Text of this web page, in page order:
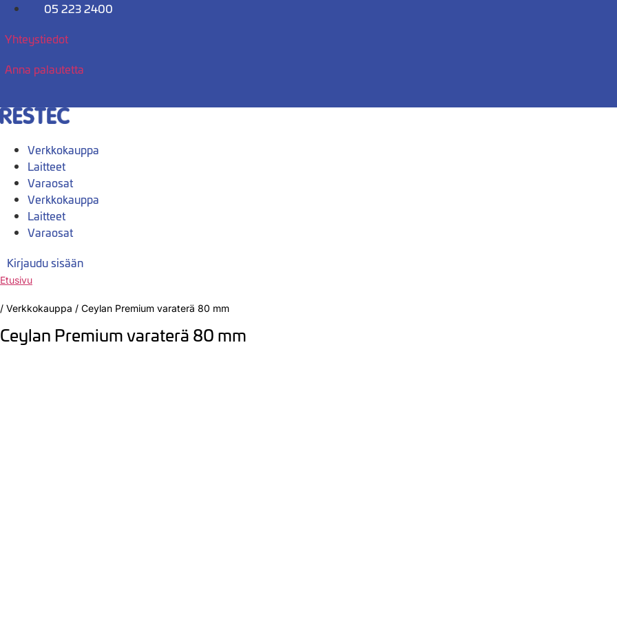
Mene
05 223 2400
Yhteystiedot
Anna palautetta
Verkkokauppa
Laitteet
Varaosat
Verkkokauppa
Laitteet
Varaosat
Kirjaudu sisään
Etusivu
/ Verkkokauppa / Ceylan Premium varaterä 80 mm
Ceylan Premium varaterä 80 mm